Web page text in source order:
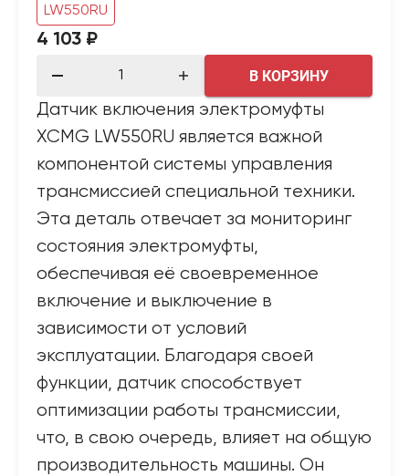
LW550RU
4 103 ₽
В КОРЗИНУ
Датчик включения электромуфты
XCMG LW550RU является важной
компонентой системы управления
трансмиссией специальной техники.
Эта деталь отвечает за мониторинг
состояния электромуфты,
обеспечивая её своевременное
включение и выключение в
зависимости от условий
эксплуатации. Благодаря своей
функции, датчик способствует
оптимизации работы трансмиссии,
что, в свою очередь, влияет на общую
производительность машины. Он